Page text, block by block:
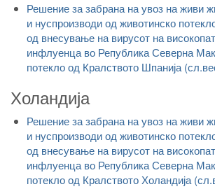
Решение за забрана на увоз на живи
и нуспроизводи од животинско
од внесување на вирусот на
инфлуенца во Република Северна
потекло од Кралството Шпанија
Холандија
Решение за забрана на увоз на живи
и нуспроизводи од животинско
од внесување на вирусот на
инфлуенца во Република Северна
потекло од Кралството Холандија